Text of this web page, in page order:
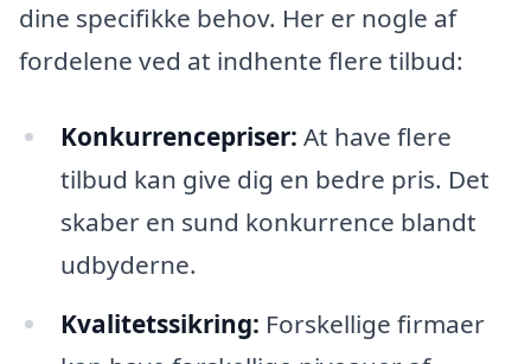
dine specifikke behov. Her er nogle af
fordelene ved at indhente flere tilbud:
Konkurrencepriser: At have flere
tilbud kan give dig en bedre pris. Det
skaber en sund konkurrence blandt
udbyderne.
Kvalitetssikring: Forskellige firmaer